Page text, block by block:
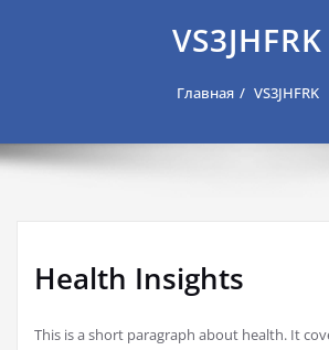
VS3JHFRK
Главная VS3JHFRK
Health Insights
This is a short paragraph about health. It